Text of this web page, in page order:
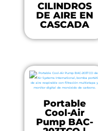
CILINDROS
DE AIRE EN
CASCADA
Portable
Cool-Air
Pump BAC-